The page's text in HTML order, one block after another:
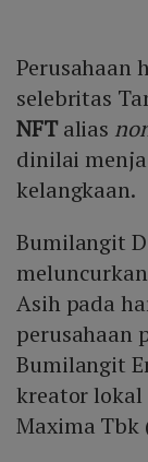
Perusahaan
selebritas
NFTalias
dinilai
kelangkaan.
Bumilangit
Asih pada
perusahaan
Bumilangit
kreator lokal
Maxima Tbk